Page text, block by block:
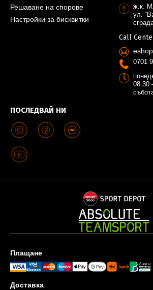
Решаване на спорове
Настройки за бисквитки
ПОСЛЕДВАЙ НИ
ж.к.
ул.
Call
0701
08:30
Плащане
Доставка